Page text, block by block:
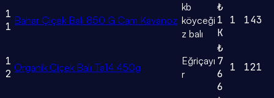
1
1 Bahar Çiçek Balı 850 G Cam Kavanoz
kb
köyceği
z balı
₺
1
K
1 143
1
2 Organik Çiçek Balı Ta14 450g
Eğriçayı
r
₺
7
6
6
1 121